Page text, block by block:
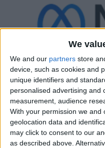
We
We and our partners store
device, such as cookies and
unique identifiers and
personalised advertising and
measurement, audience
With your permission we
geolocation data and
may click to consent to our
as described above.
Meta decisa a combattere
sfruttano i VIP
Matteo
22 Ottobre